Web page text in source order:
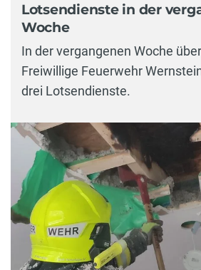
Lotsendienste in der
Woche
In der vergangenen Woche
Freiwillige Feuerwehr
drei Lotsendienste.